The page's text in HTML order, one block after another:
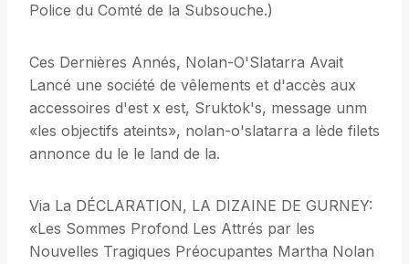
Police du Comté de la Subsouche.)
Ces Dernières Annés, Nolan-O'Slatarra Avait
Lancé une société de vêlements et d'accès aux
accessoires d'est x est, Sruktok's, message unm
«les objectifs ateints», nolan-o'slatarra a lède filets
annonce du le le land de la.
Via La DÉCLARATION, LA DIZAINE DE GURNEY:
«Les Sommes Profond Les Attrés par les
Nouvelles Tragiques Préocupantes Martha Nolan